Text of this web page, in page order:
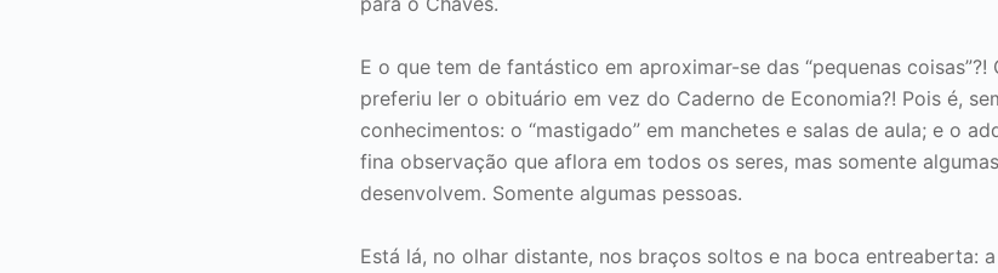
E o que tem de fantástico em aproximar-se das “pequenas
preferiu ler o obituário em vez do Caderno de Economia?! Pois é,
conhecimentos: o “mastigado” em manchetes e salas de aula; e o
fina observação que aflora em todos os seres, mas somente
desenvolvem. Somente algumas pessoas.
Está lá, no olhar distante, nos braços soltos e na boca entreaberta: